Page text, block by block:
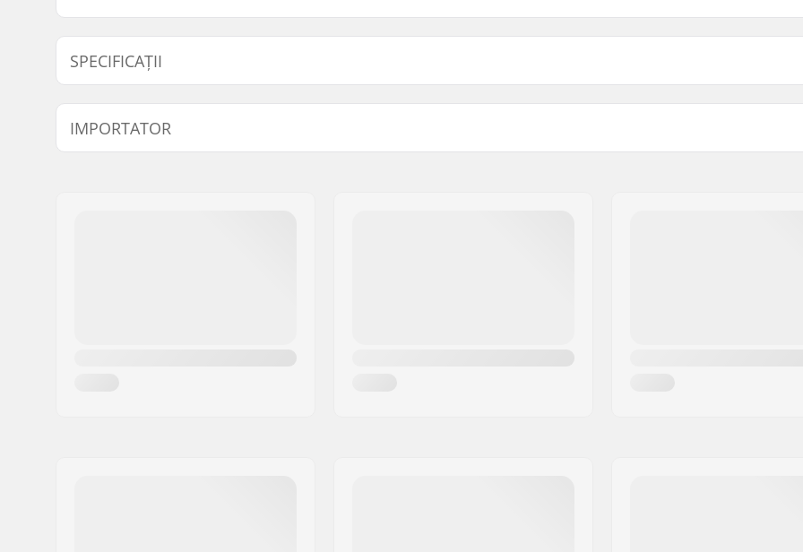
SPECIFICAȚII
Lățime Hanger:
159mm (6.25")
Tip Axă:
Bucăți per pachet:
2
Șuruburi de montare:
Hanger Grad:
IMPORTATOR